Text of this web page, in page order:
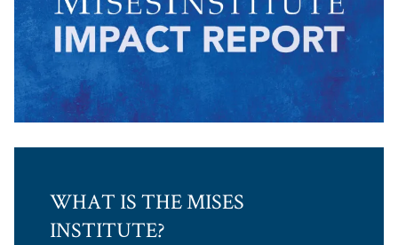
WHAT IS THE MISES
INSTITUTE?